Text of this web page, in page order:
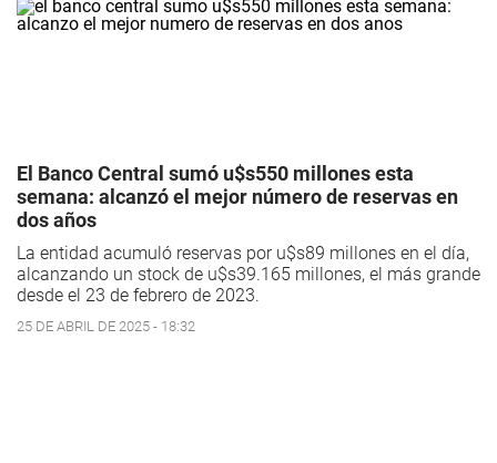
El Banco Central sumó u$s550 millones esta
semana: alcanzó el mejor número de reservas en
dos años
La entidad acumuló reservas por u$s89 millones en el día,
alcanzando un stock de u$s39.165 millones, el más grande
desde el 23 de febrero de 2023.
25 DE ABRIL DE 2025 - 18:32